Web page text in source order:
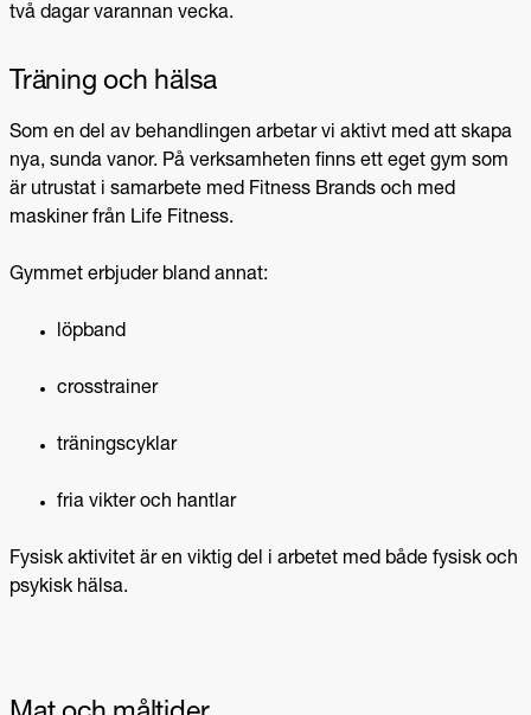
två dagar varannan vecka.
Träning och hälsa
Som en del av behandlingen arbetar vi aktivt med att skapa
nya, sunda vanor. På verksamheten finns ett eget gym som
är utrustat i samarbete med Fitness Brands och med
maskiner från Life Fitness.
Gymmet erbjuder bland annat:
löpband
crosstrainer
träningscyklar
fria vikter och hantlar
Fysisk aktivitet är en viktig del i arbetet med både fysisk och
psykisk hälsa.